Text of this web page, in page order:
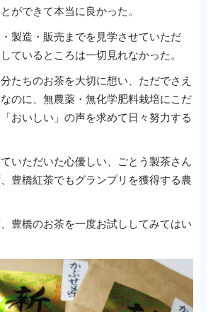
ができて本当に良かった。
製造・販売までを見学させていただ
ているところは一切見れなかった。
たちのお茶を大切に想い、ただでさえ
のに、無農薬・無化学肥料栽培にこだ
おいしい」の声を求めて日々努力する
いただいた心優しい、ごとう製茶さん
豊橋紅茶でもグランプリを獲得する農
豊橋のお茶を一度お試ししてみてはい